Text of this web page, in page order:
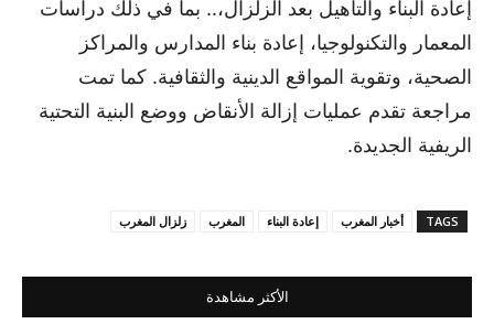
إعادة البناء والتأهيل بعد الزلزال،.. بما في ذلك دراسات
المعمار والتكنولوجيا، إعادة بناء المدارس والمراكز
الصحية، وتقوية المواقع الدينية والثقافية. كما تمت
مراجعة تقدم عمليات إزالة الأنقاض ووضع البنية التحتية
الريفية الجديدة.
TAGS أخبار المغرب إعادة البناء المغرب زلزال المغرب
الأكثر مشاهدة